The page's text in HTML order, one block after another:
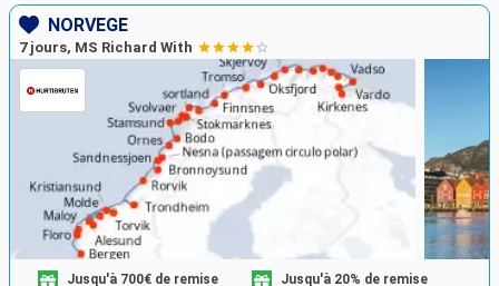
NORVÈGE
7 jours, MS Richard With
Jusqu'à 700€ de remise
Jusqu'à 20% de remise